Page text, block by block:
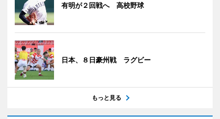
有明が２回戦へ 高校野球
日本、８日豪州戦 ラグビー
もっと見る